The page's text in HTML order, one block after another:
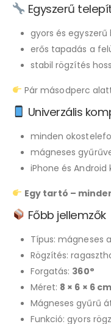
Egyszerű
gyors és egyszerű
erős tapadás a
stabil rögzítés
Pár másodperc
Univerzális
minden
mágneses
iPhone és Android
Egy tartó –
Főbb jellemzők
Típus: mágneses
Rögzítés:
Forgatás: 360°
Méret: 8 × 6 × 6 cm
Mágneses gyűrű
Funkció: gyors